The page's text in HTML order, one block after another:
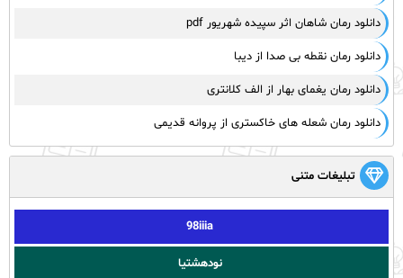
دانلود رمان شاهان اثر سپیده شهریور pdf
دانلود رمان نقطه بی صدا از دیبا
دانلود رمان یغمای بهار از الف کلانتری
دانلود رمان شعله های خاکستری از پروانه قدیمی
تبلیغات متنی
98iiia
نودهشتیا